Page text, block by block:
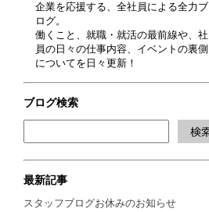
企業を応援する、全社員による全力ブ
ログ。
働くこと、就職・就活の最前線や、社
員の日々の仕事内容、イベントの裏側
についてを日々更新！
ブログ検索
最新記事
スタッフブログお休みのお知らせ